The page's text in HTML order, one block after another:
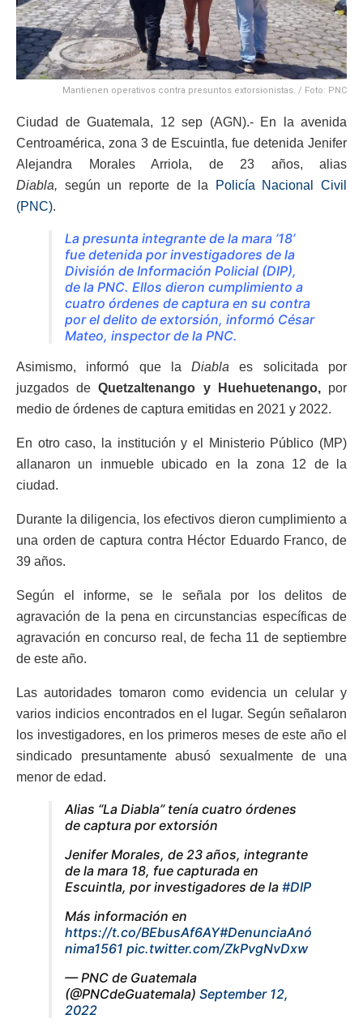
Mantienen operativos contra presuntos extorsionistas. / Foto: PNC
Ciudad de Guatemala, 12 sep (AGN).- En la avenida
Centroamérica, zona 3 de Escuintla, fue detenida Jenifer
Alejandra Morales Arriola, de 23 años, alias
Diabla, según un reporte de la
Policía Nacional Civil
(PNC).
La presunta integrante de la mara ’18’
fue detenida por investigadores de la
División de Información Policial (DIP),
de la PNC. Ellos dieron cumplimiento a
cuatro órdenes de captura en su contra
por el delito de extorsión, informó César
Mateo, inspector de la PNC.
Asimismo, informó que laDiabla es solicitada por
juzgados deQuetzaltenango y Huehuetenango,por
medio de órdenes de captura emitidas en 2021 y 2022.
En otro caso, la institución y el Ministerio Público (MP)
allanaron un inmueble ubicado en la zona 12 de la
ciudad.
Durante la diligencia, los efectivos dieron cumplimiento a
una orden de captura contra Héctor Eduardo Franco, de
39 años.
Según el informe, se le señala por los delitos de
agravación de la pena en circunstancias específicas de
agravación en concurso real, de fecha 11 de septiembre
de este año.
Las autoridades tomaron como evidencia un celular y
varios indicios encontrados en el lugar. Según señalaron
los investigadores, en los primeros meses de este año el
sindicado presuntamente abusó sexualmente de una
menor de edad.
Alias “La Diabla” tenía cuatro órdenes
de captura por extorsión
Jenifer Morales, de 23 años, integrante
de la mara 18, fue capturada en
Escuintla, por investigadores de la #DIP
Más información en
https://t.co/BEbusAf6AY#DenunciaAnó
nima1561 pic.twitter.com/ZkPvgNvDxw
— PNC de Guatemala
(@PNCdeGuatemala) September 12,
2022